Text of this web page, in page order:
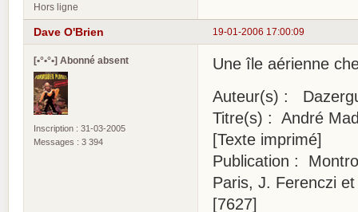
Hors ligne
19-01-2006 17:00:09
Dave O'Brien
[•°•°•] Abonné absent
Inscription : 31-03-2005
Messages : 3 394
Une île aérienne
Auteur(s) :
Titre(s) : André
[Texte imprimé]
Publication :
Paris, J. Ferenczi
[7627]